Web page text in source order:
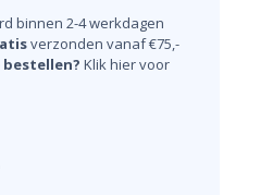
binnen 2-4 werkdagen
verzonden vanaf €75,-
Klik hier voor